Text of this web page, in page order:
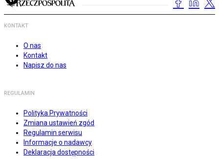
KONTAKT
O nas
Kontakt
Napisz do nas
REGULAMIN
Polityka Prywatności
Zmiana ustawień zgód
Regulamin serwisu
Informacje o nadawcy
Deklaracja dostępności